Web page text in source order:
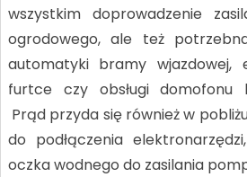
wszystkim doprowadzenie
ogrodowego, ale też
automatyki bramy wjazdowej,
furtce czy obsługi domofonu
Prąd przyda się również w
do podłączenia
oczka wodnego do zasilania